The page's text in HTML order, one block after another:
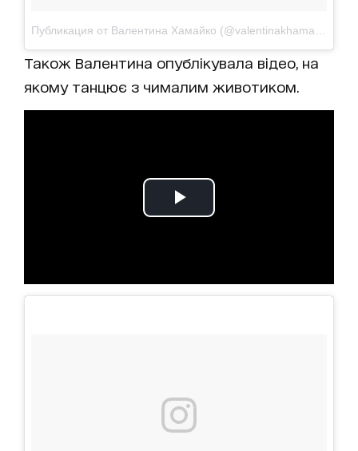
Також Валентина опублікувала відео, на
якому танцює з чималим животиком.